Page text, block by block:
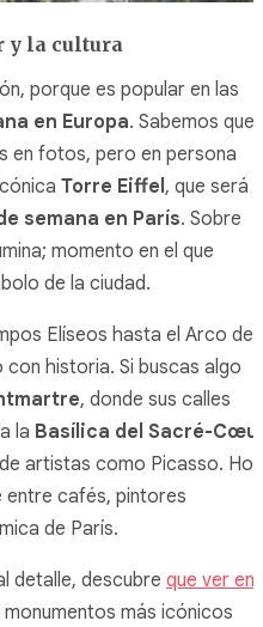
y la cultura
porque es popular en las
en Europa. Sabemos que
en fotos, pero en persona
Torre Eiffel, que será
semana en París. Sobre
momento en el que
de la ciudad.
Elíseos hasta el Arco de
historia. Si buscas algo
, donde sus calles
la Basílica del Sacré-
artistas como Picasso. Hoy
entre cafés, pintores
de París.
detalle, descubre que ver en
más icónicos